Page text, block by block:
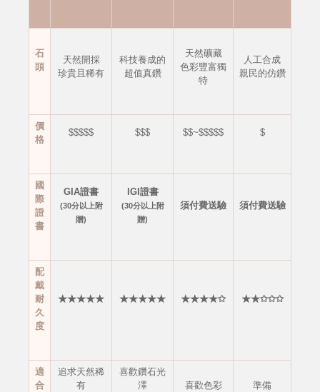
石
頭
天然開採
珍貴且稀有
科技養成的
超值真鑽
天然礦藏
色彩豐富獨
特
人工合成
親民的仿鑽
價
格
$$$$$ $$$ $$~$$$$$ $
國
際
證
書
GIA證書
(30分以上附
贈)
IGI證書
(30分以上附
贈)
須付費送驗 須付費送驗
配
戴
耐
久
度
★★★★★ ★★★★★ ★★★★✩ ★★✩✩✩
適
合
追求天然稀
有
喜歡鑽石光
澤
喜歡色彩
準備